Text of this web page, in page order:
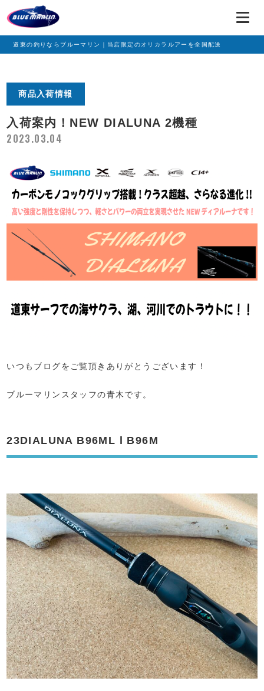
道東の釣りならブルーマリン｜当店限定のオリカラルアーを全国配送
商品入荷情報
入荷案内！NEW DIALUNA 2機種
2023.03.04
いつもブログをご覧頂きありがとうございます！
ブルーマリンスタッフの青木です。
23DIALUNA B96ML l B96M